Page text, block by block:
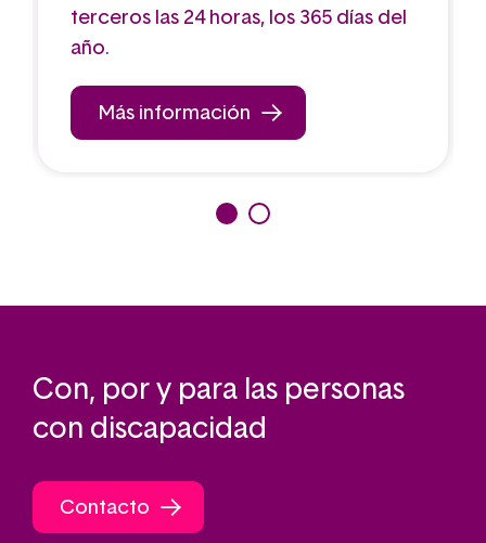
terceros las 24 horas, los 365 días del
año.
Más información
Con, por y para las personas
con discapacidad
Contacto